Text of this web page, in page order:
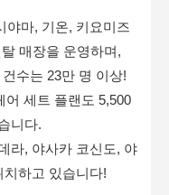
야마, 기온, 키요미즈
매장을 운영하며,
수는 23만 명 이상!
어 세트 플랜도 5,500
니다.
라, 야사카 코신도, 야
하고 있습니다!